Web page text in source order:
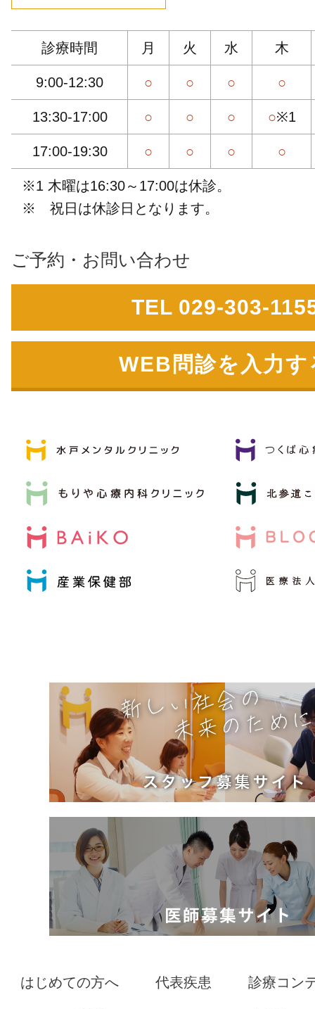
診療時間 月 火 水 木
9:00-12:30 ○ ○ ○ ○
13:30-17:00 ○ ○ ○ ○※1
17:00-19:30 ○ ○ ○ ○
※1 木曜は16:30～17:00は休診。
※ 祝日は休診日となります。
ご予約・お問い合わせ
TEL 029-303-
WEB問診を入力す
はじめての方へ 代表疾患 診療コン